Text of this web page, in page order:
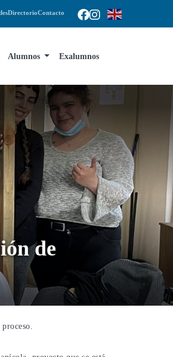
DirectorioContacto
Alumnos Exalumnos
de